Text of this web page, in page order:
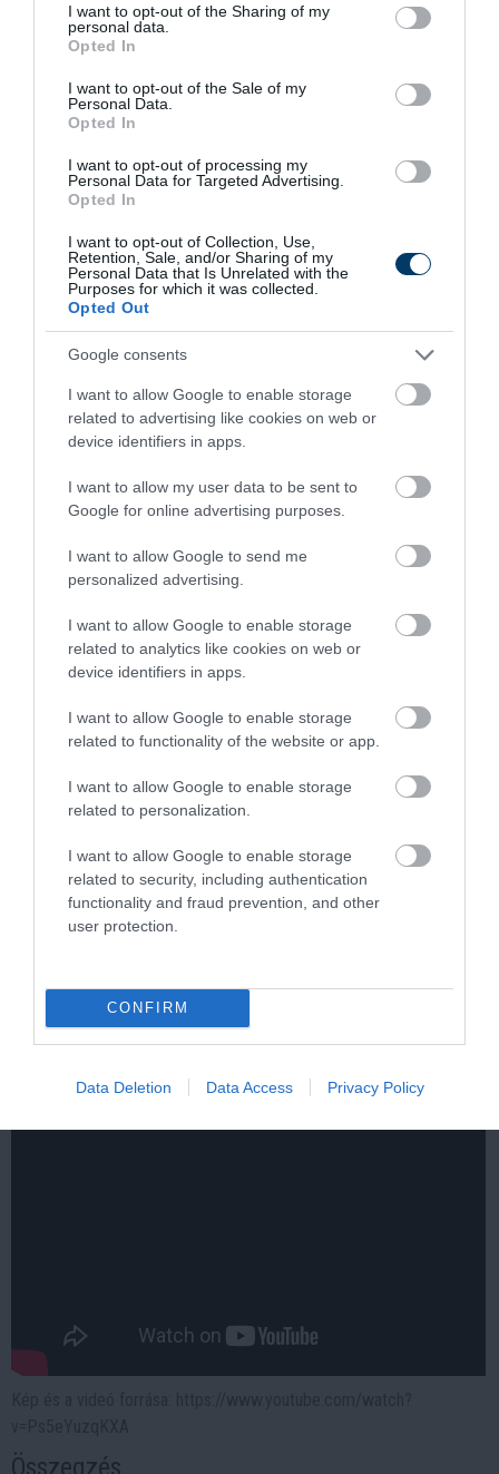
not limited to your visit or usage behaviour. You may click to
grant or deny consent to Google and its third-party tags to
use your data for below specified purposes in below Google
consent section.
I want to opt-out of the Sharing of my
personal data.
Opted In
I want to opt-out of the Sale of my
Personal Data.
Opted In
I want to opt-out of processing my
Personal Data for Targeted Advertising.
Opted In
I want to opt-out of Collection, Use,
Retention, Sale, and/or Sharing of my
Personal Data that Is Unrelated with the
Purposes for which it was collected.
Opted Out
Google consents
I want to allow Google to enable storage
related to advertising like cookies on web or
device identifiers in apps.
I want to allow my user data to be sent to
Google for online advertising purposes.
I want to allow Google to send me
personalized advertising.
I want to allow Google to enable storage
related to analytics like cookies on web or
device identifiers in apps.
I want to allow Google to enable storage
related to functionality of the website or app.
I want to allow Google to enable storage
related to personalization.
I want to allow Google to enable storage
related to security, including authentication
functionality and fraud prevention, and other
user protection.
CONFIRM
Data Deletion Data Access Privacy Policy
5 Hidden Signs You Have Worms Inside Your
204 45 208
4 h 49 min
One Teaspoon And All The Worms In The Body
Die Instantly
Összegzés